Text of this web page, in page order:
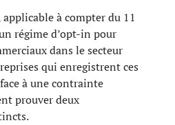
à compter du 11
régime d’opt-in pour
dans le secteur
qui enregistrent ces
à une contrainte
prouver deux